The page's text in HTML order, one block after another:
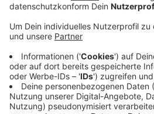
Anzeige
Die Begegnung ist für den 13.
angesetzt – der genaue Termin
bekanntgegeben.